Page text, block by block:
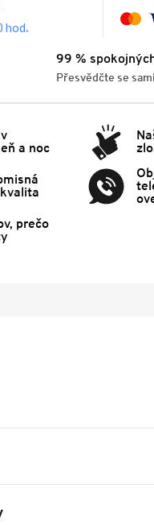
hod .
99 %
Přesvědčte se sami
a noc
prečo